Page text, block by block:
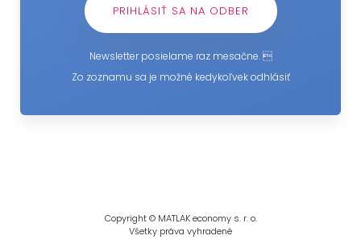
Newsletter posielame raz mesačne. 
Zo zoznamu sa je možné kedykoľvek odhlásiť
Copyright © MATLAK economy s. r. o.
Všetky práva vyhradené